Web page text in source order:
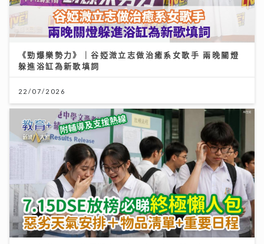
《勁爆樂勢力》｜谷婭溦立志做治癒系女歌手 兩晚關燈
躲進浴缸為新歌填詞
22/07/2026